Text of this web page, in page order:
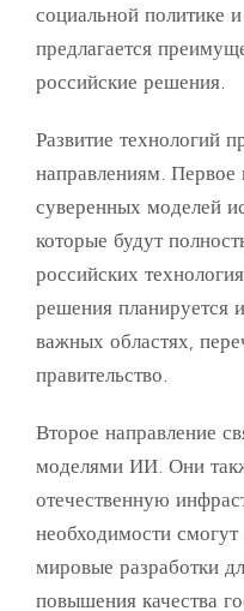
социальной политике
предлагается
российские решения.
Развитие технологий
направлениям. Первое
суверенных моделей
которые будут
российских
решения планируется
важных областях,
правительство.
Второе направление
моделями ИИ. Они
отечественную
необходимости
мировые разработки
повышения качества